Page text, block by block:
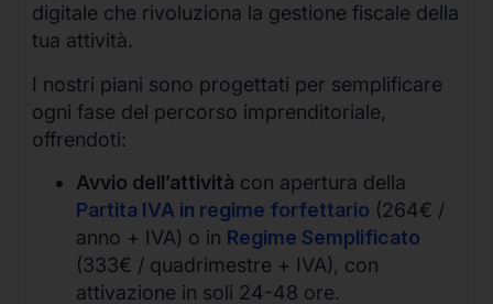
digitale che rivoluziona la gestione fiscale della
tua attività.
I nostri piani sono progettati per semplificare
ogni fase del percorso imprenditoriale,
offrendoti:
Avvio dell’attività con apertura della
Partita IVA in regime forfettario (264€ /
anno + IVA) o in Regime Semplificato
(333€ / quadrimestre + IVA), con
attivazione in soli 24-48 ore.